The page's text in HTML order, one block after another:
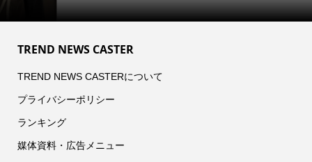
TREND NEWS CASTER
TREND NEWS CASTERについて
プライバシーポリシー
ランキング
媒体資料・広告メニュー